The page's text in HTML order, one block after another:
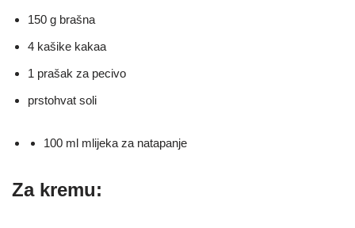
150 g brašna
4 kašike kakaa
1 prašak za pecivo
prstohvat soli
100 ml mlijeka za natapanje
Za kremu: